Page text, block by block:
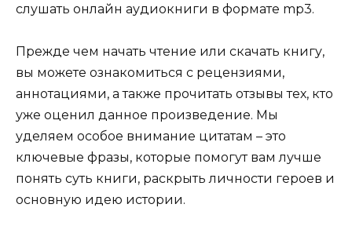
слушать онлайн аудиокниги в формате mp3.
Прежде чем начать чтение или скачать книгу,
вы можете ознакомиться с рецензиями,
аннотациями, а также прочитать отзывы тех, кто
уже оценил данное произведение. Мы
уделяем особое внимание цитатам – это
ключевые фразы, которые помогут вам лучше
понять суть книги, раскрыть личности героев и
основную идею истории.